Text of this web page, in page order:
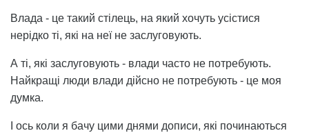
Влада - це такий стілець, на який хочуть усістися
нерідко ті, які на неї не заслуговують.
А ті, які заслуговують - влади часто не потребують.
Найкращі люди влади дійсно не потребують - це моя
думка.
І ось коли я бачу цими днями дописи, які починаються